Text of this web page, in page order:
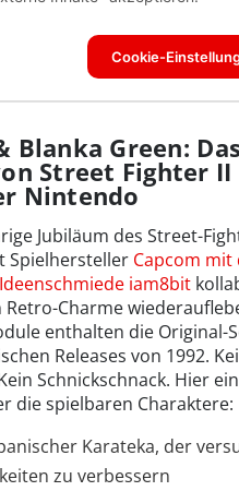
Blanka Green:
Street Fighter
Nintendo
Jubiläum des Street-
Spielhersteller Capcom mit
iam8bit
Charme
enthalten die Original-
Releases von 1992.
Schnickschnack. Hier ein
die spielbaren Charaktere:
Karateka, der
zu verbessern